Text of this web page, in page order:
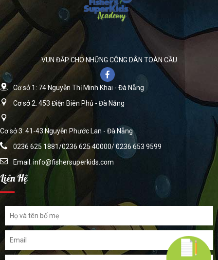
VUN ĐẮP CHO NHỮNG CÔNG DÂN TOÀN CẦU
Cơ sở 1: 74 Nguyễn Thị Minh Khai - Đà Nẵng
Cơ sở 2: 453 Điện Biên Phủ - Đà Nẵng
Cơ sở 3: 41-43 Nguyễn Phước Lan - Đà Nẵng
0236 625 1881/0236 625 40000/ 0236 653 9599
Email:info@fishersuperkids.com
Liên Hệ